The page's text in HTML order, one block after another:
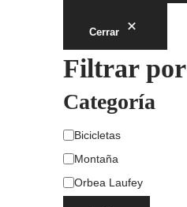
Cerrar
Filtrar por
Categoría
Bicicletas
Montaña
Orbea Laufey